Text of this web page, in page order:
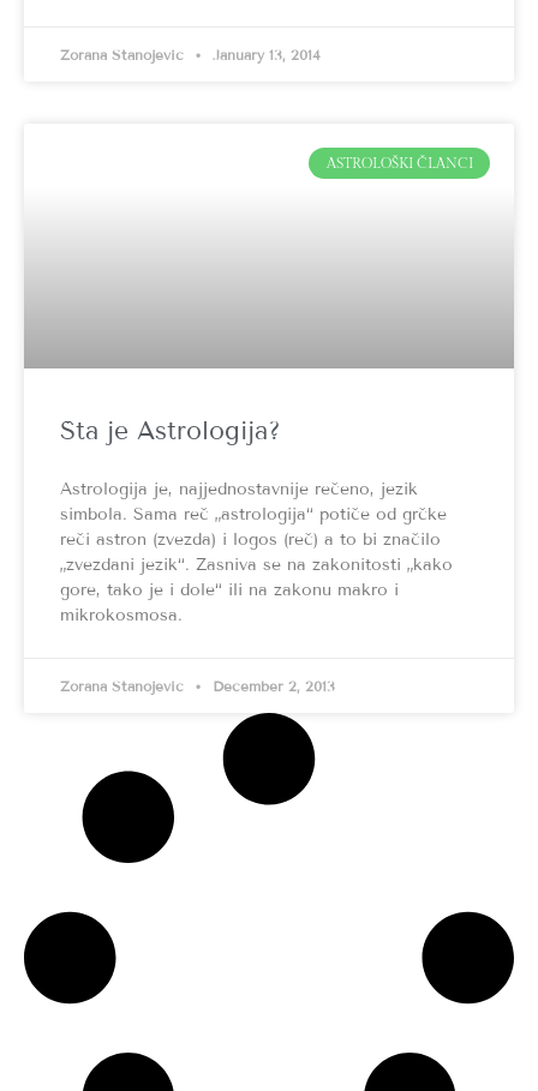
Zorana Stanojević January 13, 2014
ASTROLOŠKI ČLANCI
Šta je Astrologija?
Astrologija je, najjednostavnije rečeno, jezik
simbola. Sama reč „astrologija“ potiče od grčke
reči astron (zvezda) i logos (reč) a to bi značilo
„zvezdani jezik“. Zasniva se na zakonitosti „kako
gore, tako je i dole“ ili na zakonu makro i
mikrokosmosa.
Zorana Stanojević December 2, 2013